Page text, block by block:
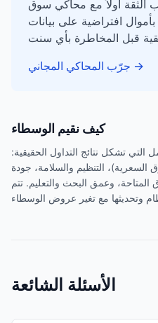
الثقة أولاً مع محاكي سوق
افتراضية على بيانات
جرّب المحاكي المجاني →
كيف نقيم الوسطاء
التي تشكل نتائج التداول الحقيقية:
السعرية)، التنظيم والسلامة، جودة
المتاحة، وعمق البحث والتعليم. تتم
الأسئلة الشائعة